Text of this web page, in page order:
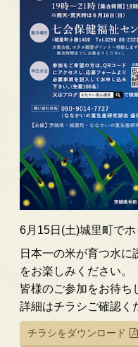
6月15日(土)城里町でホ
日本一の米が育つ水
をお楽しみください。
皆様のご参加をお待ち
詳細はチラシご確認く
チラシをダウンロード